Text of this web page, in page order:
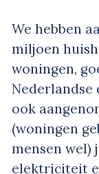
We hebben
miljoen
woningen,
Nederlandse
ook
(woningen
mensen wel)
elektriciteit